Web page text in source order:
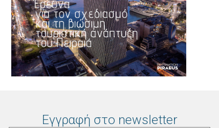
Εγγραφή στο newsletter